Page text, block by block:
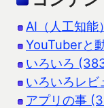
AI（人工知能
YouTuberと
いろいろ
いろいろレビ
アプリの事